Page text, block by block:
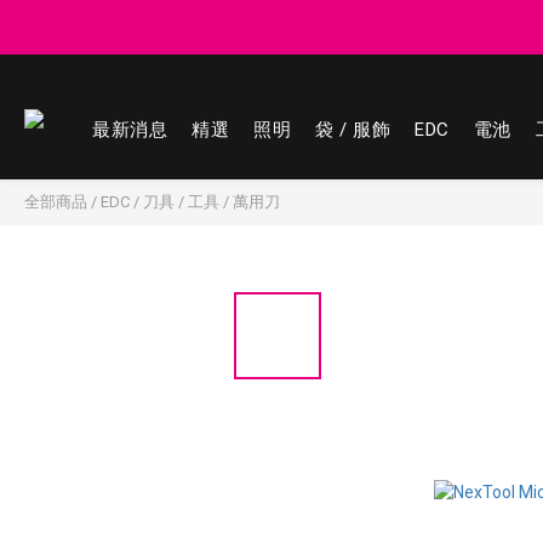
最新消息 精選 照明 袋 / 服飾 EDC 電池
全部商品 / EDC / 刀具 / 工具 / 萬用刀